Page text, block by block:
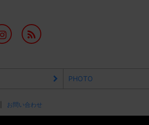
PHOTO
お問い合わせ